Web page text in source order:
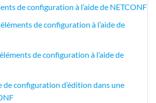
de configuration à l’aide de NETCONF
de configuration à l’aide de
de configuration à l’aide de
de configuration d’édition dans une